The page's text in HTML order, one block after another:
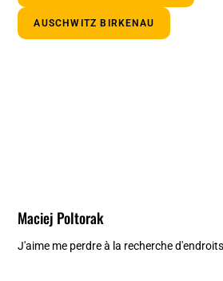
AUSCHWITZ BIRKENAU
Maciej Poltorak
J'aime me perdre à la recherche